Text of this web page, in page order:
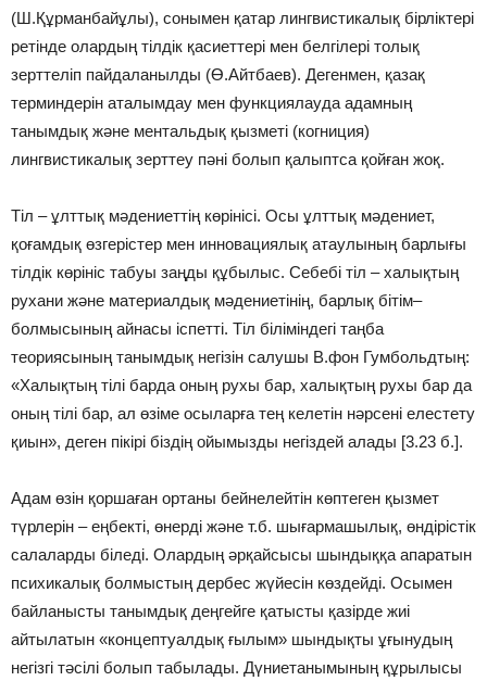
(Ш.Құрманбайұлы), сонымен қатар лингвистикалық бірліктері
ретінде олардың тілдік қасиеттері мен белгілері толық
зерттеліп пайдаланылды (Ө.Айтбаев). Дегенмен, қазақ
терминдерін аталымдау мен функциялауда адамның
танымдық және ментальдық қызметі (когниция)
лингвистикалық зерттеу пәні болып қалыптса қойған жоқ.
Тіл – ұлттық мәдениеттің көрінісі. Осы ұлттық мәдениет,
қоғамдық өзгерістер мен инновациялық атаулының барлығы
тілдік көрініс табуы заңды құбылыс. Себебі тіл – халықтың
рухани және материалдық мәдениетінің, барлық бітім–
болмысының айнасы іспетті. Тіл біліміндегі таңба
теориясының танымдық негізін салушы В.фон Гумбольдтың:
«Халықтың тілі барда оның рухы бар, халықтың рухы бар да
оның тілі бар, ал өзіме осыларға тең келетін нәрсені елестету
қиын», деген пікірі біздің ойымызды негіздей алады [3.23 б.].
Адам өзін қоршаған ортаны бейнелейтін көптеген қызмет
түрлерін – еңбекті, өнерді және т.б. шығармашылық, өндірістік
салаларды біледі. Олардың әрқайсысы шындыққа апаратын
психикалық болмыстың дербес жүйесін көздейді. Осымен
байланысты танымдық деңгейге қатысты қазірде жиі
айтылатын «концептуалдық ғылым» шындықты ұғынудың
негізгі тәсілі болып табылады. Дүниетанымының құрылысы